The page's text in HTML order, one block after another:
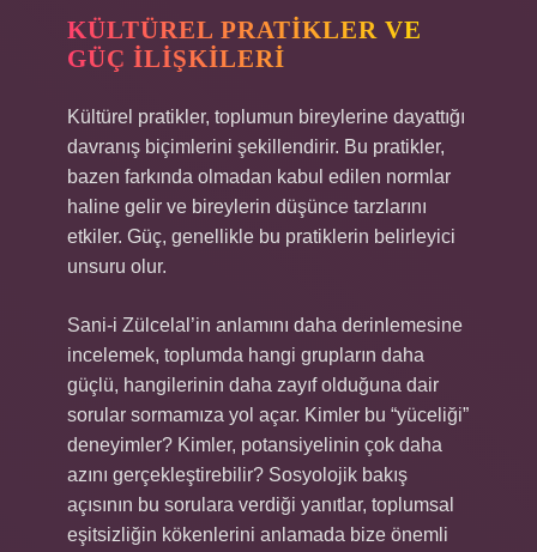
KÜLTÜREL PRATIKLER VE
GÜÇ İLIŞKILERI
Kültürel pratikler, toplumun bireylerine dayattığı
davranış biçimlerini şekillendirir. Bu pratikler,
bazen farkında olmadan kabul edilen normlar
haline gelir ve bireylerin düşünce tarzlarını
etkiler. Güç, genellikle bu pratiklerin belirleyici
unsuru olur.
Sani-i Zülcelal’in anlamını daha derinlemesine
incelemek, toplumda hangi grupların daha
güçlü, hangilerinin daha zayıf olduğuna dair
sorular sormamıza yol açar. Kimler bu “yüceliği”
deneyimler? Kimler, potansiyelinin çok daha
azını gerçekleştirebilir? Sosyolojik bakış
açısının bu sorulara verdiği yanıtlar, toplumsal
eşitsizliğin kökenlerini anlamada bize önemli